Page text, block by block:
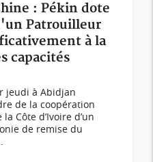
: Pékin dote
Patrouilleur
à la
capacités
jeudi à Abidjan
de la coopération
Côte d’Ivoire d’un
de remise du